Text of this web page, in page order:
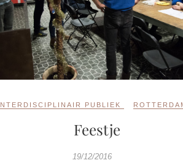
INTERDISCIPLINAIR PUBLIEK
Feestje
19/12/2016